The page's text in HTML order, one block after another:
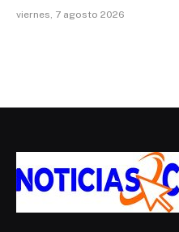
viernes, 7 agosto 2026